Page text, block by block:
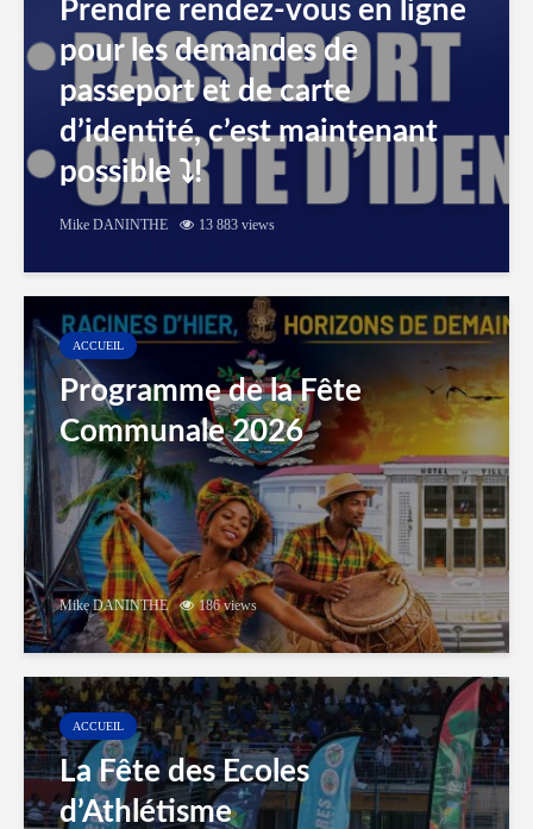
Prendre rendez-vous en ligne
pour les demandes de
passeport et de carte
d’identité, c’est maintenant
possible ⤵️!
Mike DANINTHE 13 883 views
ACCUEIL
Programme de la Fête
Communale 2026
Mike DANINTHE 186 views
ACCUEIL
La Fête des Ecoles
d’Athlétisme